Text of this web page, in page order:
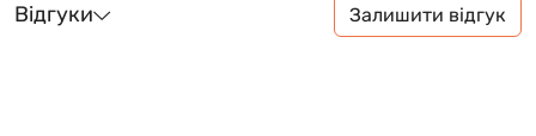
Відгуки Залишити відгук